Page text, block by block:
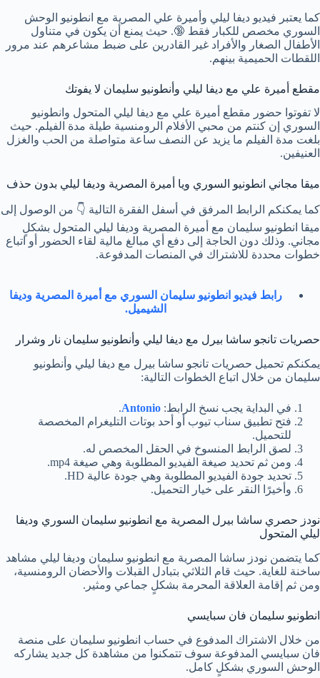
كما يعتبر فيديو ديفا ليلي وأميرة علي المصرية مع انطونيو الوحش
السوري مخصص للكبار فقط 🔞. حيث يمنع أن يكون في متناول
الأطفال الصغار والأفراد غير القادرين على ضبط مشاعرهم عند مرور
اللقطات الحميمية بينهم.
مقطع أميرة علي مع ديفا ليلي وأنطونيو سليمان لا يفوتك
لا تفوتوا حضور مقطع أميرة علي مع ديفا ليلي المتحول وانطونيو
السوري إن كنتم من محبي الأفلام الرومنسية طيلة مدة الفيلم. حيث
بلغت مدة الفيلم ما يزيد عن النصف ساعة متواصلة من الحب والغزل
العنيفين.
ميقا مجاني انطونيو السوري ويا أميرة المصرية وديفا ليلي بدون حذف
كما يمكنكم الرابط المرفق في أسفل الفقرة التالية 👇 من الوصول إلى
ميقا انطونيو سليمان مع أميرة المصرية وديفا ليلي المتحول بشكلٍ
مجاني. وذلك دون الحاجة إلى دفع أي مبالغ مالية لقاء الحضور أو اتباع
خطوات محددة للاشتراك في المنصات المدفوعة.
رابط فيديو انطونيو سليمان السوري مع أميرة المصرية وديفا
الشيميل.
حصريات تانجو ساشا بيرل مع ديفا ليلي وأنطونيو سليمان نار وشرار
يمكنكم تحميل حصريات تانجو ساشا بيرل مع ديفا ليلي وأنطونيو
سليمان من خلال اتباع الخطوات التالية:
في البداية يجب نسخ الرابط: Antonio
.
فتح تطبيق سناب تيوب أو أحد بوتات التليغرام المخصصة
للتحميل.
لصق الرابط المنسوخ في الحقل المخصص له.
ومن ثم تحديد صيغة الفيديو المطلوبة وهي صيغة mp4.
تحديد جودة الفيديو المطلوبة وهي جودة عالية HD.
وأخيرًا النقر على خيار التحميل.
نودز حصري ساشا بيرل المصرية مع انطونيو سليمان السوري وديفا
ليلي المتحول
كما يتضمن نودز ساشا المصرية مع انطونيو سليمان وديفا ليلي مشاهد
ساخنة للغاية. حيث قام الثلاثي بتبادل القبلات والأحضان الرومنسية،
ومن ثم إقامة العلاقة المحرمة بشكلٍ جماعي ومثير.
انطونيو سليمان فان سبايسي
من خلال الاشتراك المدفوع في حساب انطونيو سليمان على منصة
فان سبايسي المدفوعة سوف تتمكنوا من مشاهدة كل جديد يشاركه
الوحش السوري بشكلٍ كامل.